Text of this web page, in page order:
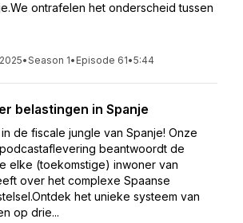
ontrafelen het onderscheid tussen
•Season 1• Episode 61•5:44
belastingen in Spanje
de fiscale jungle van Spanje! Onze
beantwoordt de
elke (toekomstige) inwoner van
over het complexe Spaanse
het unieke systeem van
op drie...